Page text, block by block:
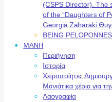
(CSPS Director). The
of the “Daughters of
Georgia Zaharaki
BEING
ΜΑΝΗ
Περιήγηση
Ιστορία
Χειροποίητες
Μανιάτικα χέρια για
Λαογραφία